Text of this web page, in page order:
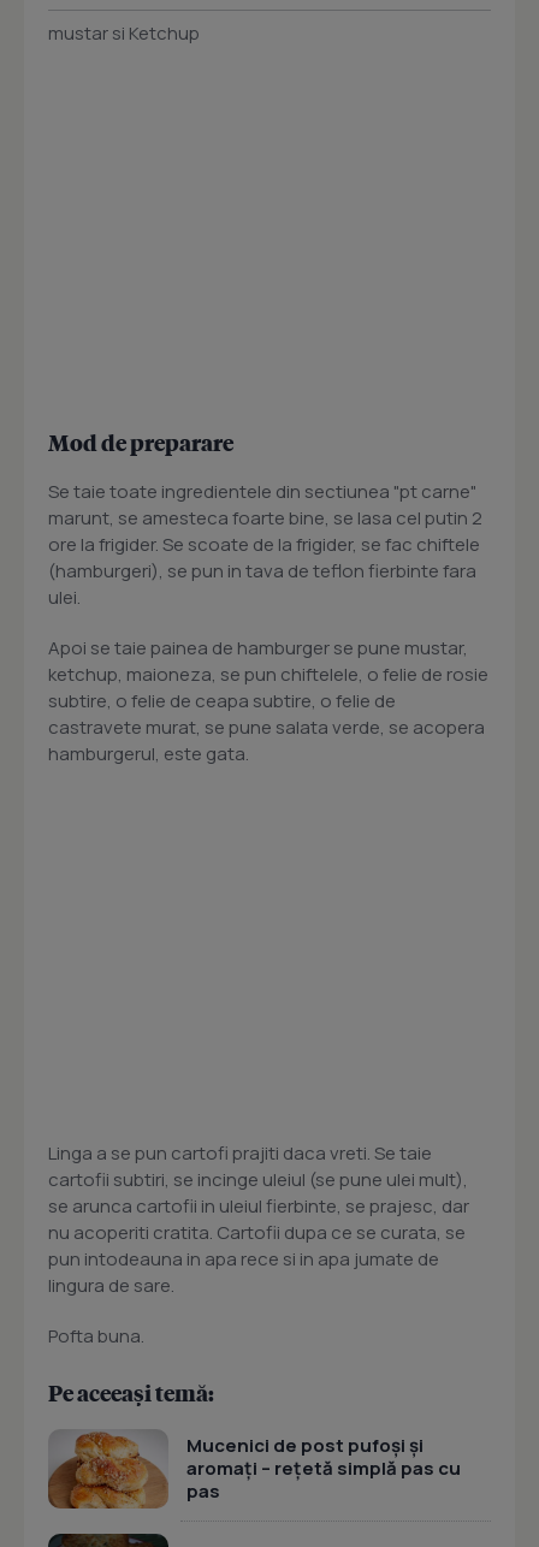
mustar si Ketchup
Mod de preparare
Se taie toate ingredientele din sectiunea "pt carne"
marunt, se amesteca foarte bine, se lasa cel putin 2
ore la frigider. Se scoate de la frigider, se fac chiftele
(hamburgeri), se pun in tava de teflon fierbinte fara
ulei.
Apoi se taie painea de hamburger se pune mustar,
ketchup, maioneza, se pun chiftelele, o felie de rosie
subtire, o felie de ceapa subtire, o felie de
castravete murat, se pune salata verde, se acopera
hamburgerul, este gata.
Linga a se pun cartofi prajiti daca vreti. Se taie
cartofii subtiri, se incinge uleiul (se pune ulei mult),
se arunca cartofii in uleiul fierbinte, se prajesc, dar
nu acoperiti cratita. Cartofii dupa ce se curata, se
pun intodeauna in apa rece si in apa jumate de
lingura de sare.
Pofta buna.
Pe aceeași temă:
Mucenici de post pufoși și
aromați – rețetă simplă pas cu
pas